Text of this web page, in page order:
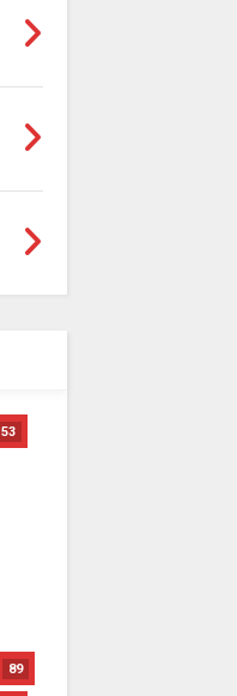
53
89